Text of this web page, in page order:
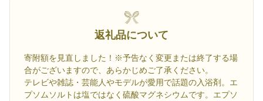
返礼品について
寄附額を見直しました！※予告なく変更または終了する場
合がございますので、あらかじめご了承ください。
テレビや雑誌・芸能人やモデルが愛用で話題の入浴剤。エ
プソムソルトは塩ではなく硫酸マグネシウムです。エプソ